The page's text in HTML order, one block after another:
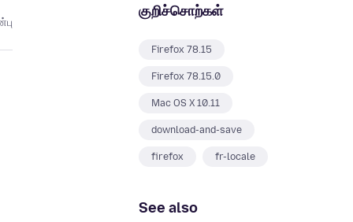
குறிச்சொற்கள்
Firefox 78.15
Firefox 78.15.0
Mac OS X 10.11
download-and-save
firefox fr-locale
See also